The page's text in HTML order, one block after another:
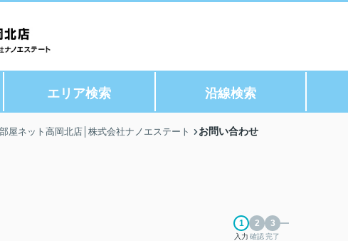
エリア検索 沿線検索
屋ネット高岡北店│株式会社ナノエステート お問い合わせ
入力 確認完了